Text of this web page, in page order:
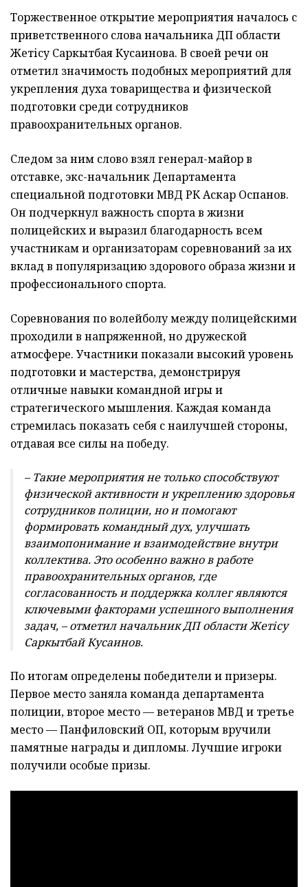
Торжественное открытие мероприятия началось с
приветственного слова начальника ДП области
Жетісу Саркытбая Кусаинова. В своей речи он
отметил значимость подобных мероприятий для
укрепления духа товарищества и физической
подготовки среди сотрудников
правоохранительных органов.
Следом за ним слово взял генерал-майор в
отставке, экс-начальник Департамента
специальной подготовки МВД РК Аскар Оспанов.
Он подчеркнул важность спорта в жизни
полицейских и выразил благодарность всем
участникам и организаторам соревнований за их
вклад в популяризацию здорового образа жизни и
профессионального спорта.
Соревнования по волейболу между полицейскими
проходили в напряженной, но дружеской
атмосфере. Участники показали высокий уровень
подготовки и мастерства, демонстрируя
отличные навыки командной игры и
стратегического мышления. Каждая команда
стремилась показать себя с наилучшей стороны,
отдавая все силы на победу.
– Такие мероприятия не только способствуют
физической активности и укреплению здоровья
сотрудников полиции, но и помогают
формировать командный дух, улучшать
взаимопонимание и взаимодействие внутри
коллектива. Это особенно важно в работе
правоохранительных органов, где
согласованность и поддержка коллег являются
ключевыми факторами успешного выполнения
задач, – отметил начальник ДП области Жетісу
Саркытбай Кусаинов.
По итогам определены победители и призеры.
Первое место заняла команда департамента
полиции, второе место — ветеранов МВД и третье
место — Панфиловский ОП, которым вручили
памятные награды и дипломы. Лучшие игроки
получили особые призы.